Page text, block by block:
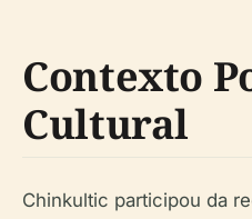
Contexto
Cultural
Chinkultic participou da